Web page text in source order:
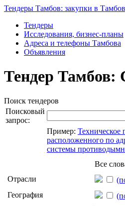
Тендеры Тамбов: закупки в
Тендеры
Исследования, бизнес-планы
Адреса и телефоны Тамбова
Объявления
Тендер Тамбов:
Поиск тендеров
Поисковый
запрос:
Пример: Техническое
расположенного по
системы
Все
Отрасли
География